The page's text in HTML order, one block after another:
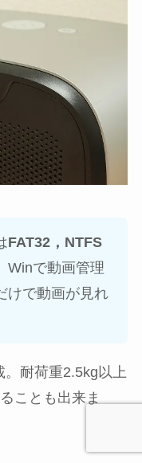
FAT32，NTFS
Winで動画管理
けで動画が見れ
。耐荷重2.5kg以上
ことも出来ま